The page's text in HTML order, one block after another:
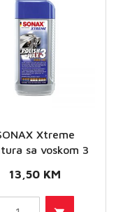
Xtreme
sa voskom 3
13,50 KM
SONAX